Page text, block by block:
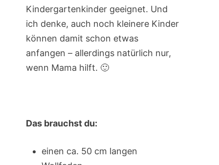
Kindergartenkinder geeignet. Und
ich denke, auch noch kleinere Kinder
können damit schon etwas
anfangen – allerdings natürlich nur,
wenn Mama hilft. 🙂
Das brauchst du:
einen ca. 50 cm langen